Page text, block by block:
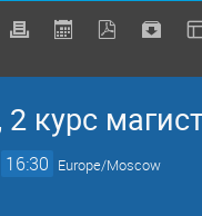
курс
16:30 Europe/Moscow